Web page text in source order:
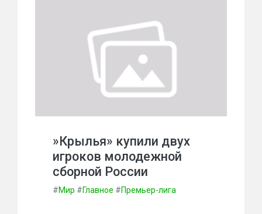
»Крылья» купили двух
игроков молодежной
сборной России
#Мир #Главное #Премьер-лига